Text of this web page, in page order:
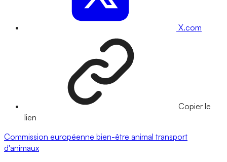
X.com
Copier le
lien
Commission européenne bien-être animal transport
d'animaux